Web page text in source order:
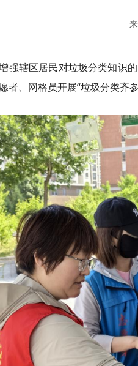
强辖区居民对垃圾分类知识
者、网格员开展“垃圾分类齐